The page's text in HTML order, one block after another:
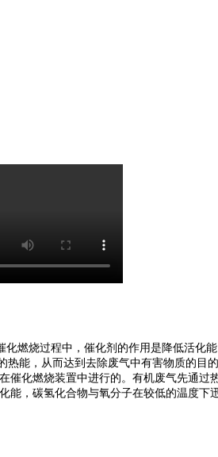
燃烧过程中，催化剂的作用是降低活化
能，从而达到去除废气中有害物质的目的
化燃烧装置中进行的。有机废气先通过
，碳氢化合物与氧分子在较低的温度下